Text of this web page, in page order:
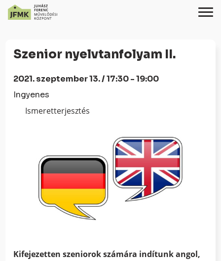
Content
navigációhoz
Szenior nyelvtanfolyam II.
2021. szeptember 13. / 17:30 - 19:00
Ingyenes
Ismeretterjesztés
Kifejezetten szeniorok számára indítunk angol,